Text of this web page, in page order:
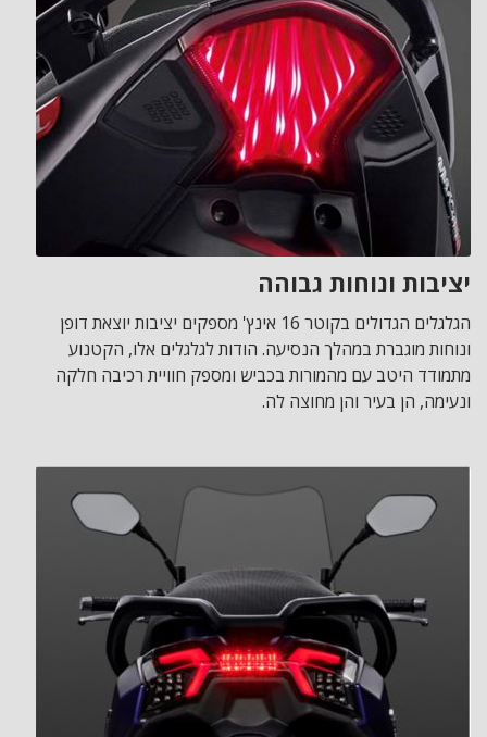
יציבות ונוחות גבוהה
הגלגלים הגדולים בקוטר 16 אינץ' מספקים יציבות יוצאת דופן
ונוחות מוגברת במהלך הנסיעה. הודות לגלגלים אלו, הקטנוע
מתמודד היטב עם מהמורות בכביש ומספק חוויית רכיבה חלקה
ונעימה, הן בעיר והן מחוצה לה.